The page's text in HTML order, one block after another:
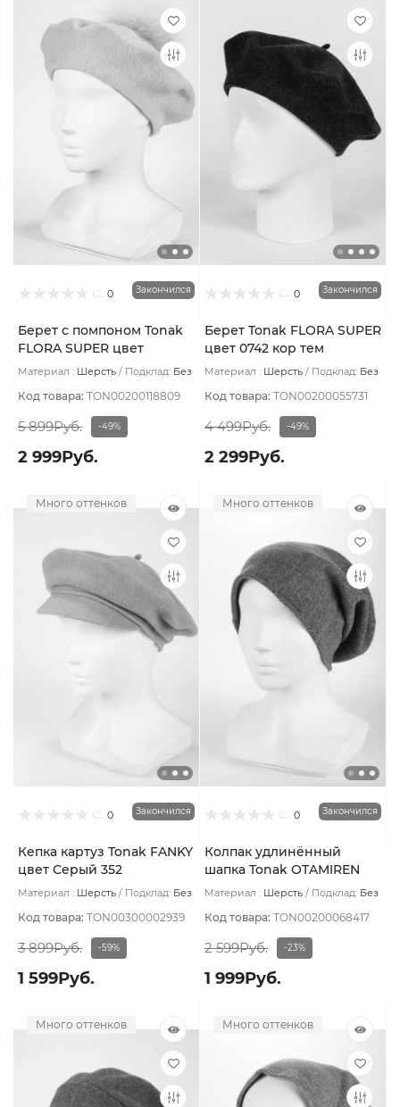
0 Закончился
Берет с помпоном Tonak
FLORA SUPER цвет
Розовый пудровый
Материал : Шерсть Подклад: Без
Код товара: TON00200118809
5 899Руб. -49%
2 999Руб.
0 Закончился
Берет Tonak FLORA SUPER
цвет 0742 кор тем
Материал : Шерсть Подклад: Без
Код товара: TON00200055731
4 499Руб. -49%
2 299Руб.
Много оттенков
0 Закончился
Кепка картуз Tonak FANKY
цвет Серый 352
Материал : Шерсть Подклад: Без
Код товара: TON00300002939
3 899Руб. -59%
1 599Руб.
Много оттенков
0 Закончился
Колпак удлинённый
шапка Tonak OTAMIREN
цвет Горчичный
Материал : Шерсть Подклад: Без
Код товара: TON00200068417
2 599Руб. -23%
1 999Руб.
Много оттенков Много оттенков